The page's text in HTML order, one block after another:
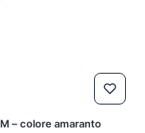
– colore amaranto